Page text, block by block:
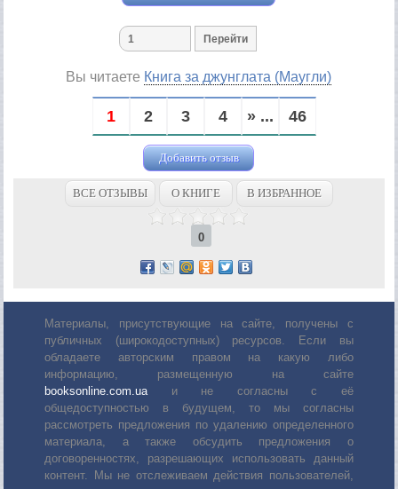
Вы читаете Книга за джунглата (Маугли)
1 2 3 4 » ... 46
Добавить отзыв
ВСЕ ОТЗЫВЫ О КНИГЕ В ИЗБРАННОЕ
0
Материалы, присутствующие на сайте, получены с
публичных (широкодоступных) ресурсов. Если вы
обладаете авторским правом на какую либо
информацию, размещенную на сайте
booksonline.com.uaи не согласны с её
общедоступностью в будущем, то мы согласны
рассмотреть предложения по удалению определенного
материала, а также обсудить предложения о
договоренностях, разрешающих использовать данный
контент. Мы не отслеживаем действия пользователей,